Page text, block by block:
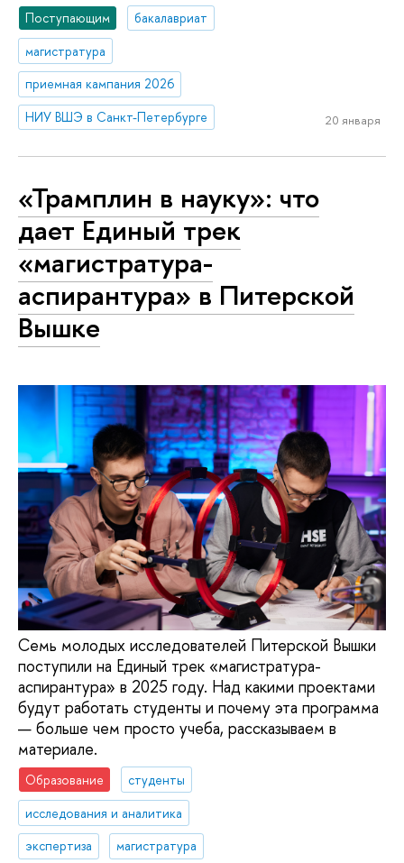
Поступающим
бакалавриат
магистратура
приемная кампания 2026
НИУ ВШЭ в Санкт-Петербурге
20 января
«Трамплин в науку»: что
дает Единый трек
«магистратура-
аспирантура» в Питерской
Вышке
Семь молодых исследователей Питерской Вышки
поступили на Единый трек «магистратура-
аспирантура» в 2025 году. Над какими проектами
будут работать студенты и почему эта программа
— больше чем просто учеба, рассказываем в
материале.
Образование
студенты
исследования и аналитика
экспертиза
магистратура